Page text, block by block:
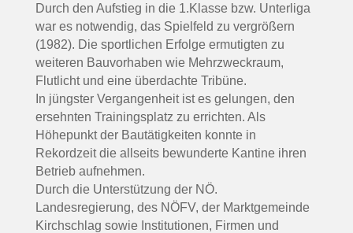
Durch den Aufstieg in die 1.Klasse bzw. Unterliga
war es notwendig, das Spielfeld zu vergrößern
(1982). Die sportlichen Erfolge ermutigten zu
weiteren Bauvorhaben wie Mehrzweckraum,
Flutlicht und eine überdachte Tribüne.
In jüngster Vergangenheit ist es gelungen, den
ersehnten Trainingsplatz zu errichten. Als
Höhepunkt der Bautätigkeiten konnte in
Rekordzeit die allseits bewunderte Kantine ihren
Betrieb aufnehmen.
Durch die Unterstützung der NÖ.
Landesregierung, des NÖFV, der Marktgemeinde
Kirchschlag sowie Institutionen, Firmen und